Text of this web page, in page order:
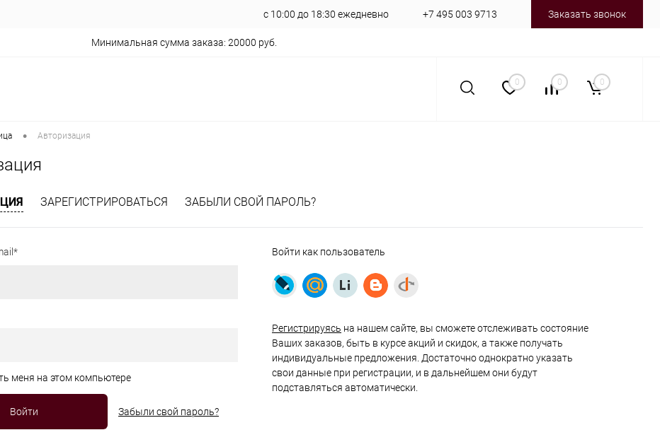
с 10:00 до 18:30 ежедневно +7 495 003 9713 Заказать звонок
Минимальная сумма заказа: 20000 руб.
0 0 0
• Авторизация
ЗАРЕГИСТРИРОВАТЬСЯ ЗАБЫЛИ СВОЙ ПАРОЛЬ?
меня на этом компьютере
Забыли свой пароль?
Войти как пользователь
Регистрируясь на нашем сайте, вы сможете отслеживать состояние
Ваших заказов, быть в курсе акций и скидок, а также получать
индивидуальные предложения. Достаточно однократно указать
свои данные при регистрации, и в дальнейшем они будут
подставляться автоматически.